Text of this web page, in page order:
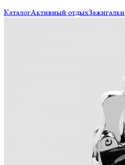
КаталогАктивный отдыхЗажигалки